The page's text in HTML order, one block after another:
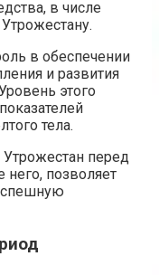
в числе
в обеспечении
и развития
этого
тела.
перед
позволяет